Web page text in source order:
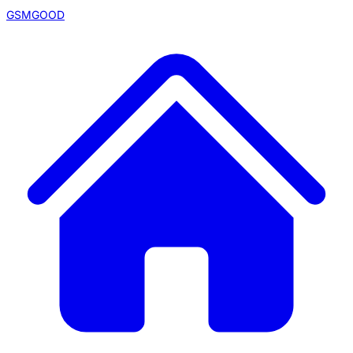
GSMGOOD